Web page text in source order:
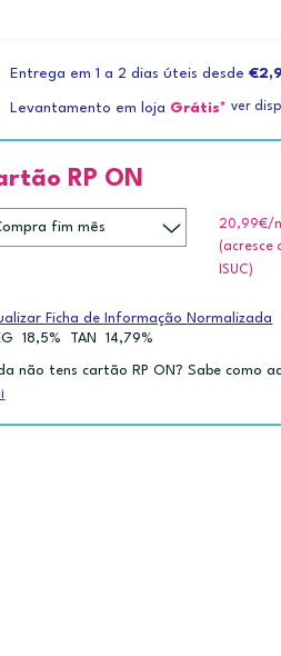
Entrega em 1 a 2 dias úteis desde
Levantamento em loja Grátis* ver
RP ON
20,99€/
(acresce
ISUC)
Ficha de Informação Normalizada
18,5% TAN 14,79%
não tens cartão RP ON? Sabe como